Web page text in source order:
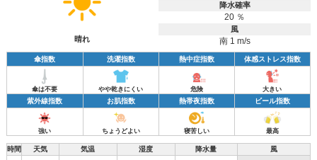
晴れ
降水確率
20 ％
風
南 1 m/s
傘指数 洗濯指数 熱中症指数 体感ストレス指数
傘は不要 やや乾きにくい 危険 大きい
紫外線指数 お肌指数 熱帯夜指数 ビール指数
強い ちょうどよい 寝苦しい 最高
時間 天気 気温 湿度 降水量 風